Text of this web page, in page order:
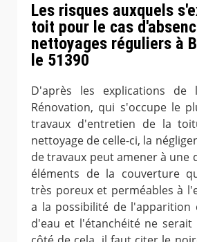
Les risques auxquels
toit pour le cas
nettoyages réguliers à
le 51390
D'après les explications de
Rénovation, qui s'occupe le
travaux d'entretien de la
nettoyage de celle-ci, la
de travaux peut amener à une
éléments de la couverture
très poreux et perméables à
a la possibilité de l'apparition
d'eau et l'étanchéité ne serait